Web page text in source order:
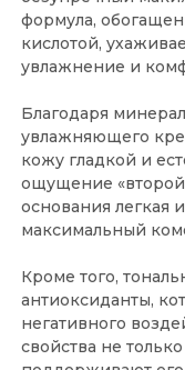
формула,
кислотой,
увлажнение и
Благодаря
увлажняющего
кожу гладкой и
ощущение «второй
основания легкая
максимальный
Кроме того,
антиоксиданты,
негативного
свойства не